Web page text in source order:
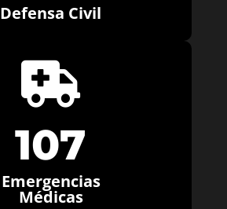
Defensa Civil

107
Emergencias
Médicas